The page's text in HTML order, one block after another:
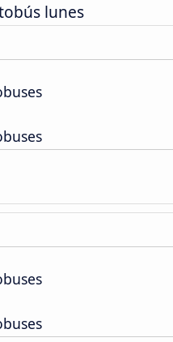
lunes